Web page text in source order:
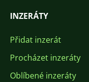
INZERÁTY
Přidat inzerát
Procházet inzeráty
Oblíbené inzeráty